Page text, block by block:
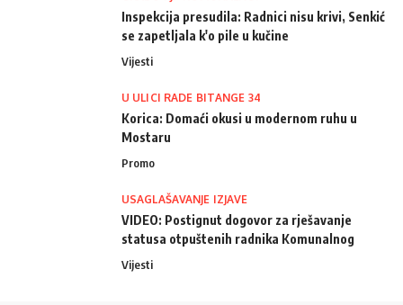
Inspekcija presudila: Radnici nisu krivi, Senkić
se zapetljala k'o pile u kučine
Vijesti
U ULICI RADE BITANGE 34
Korica: Domaći okusi u modernom ruhu u
Mostaru
Promo
USAGLAŠAVANJE IZJAVE
VIDEO: Postignut dogovor za rješavanje
statusa otpuštenih radnika Komunalnog
Vijesti